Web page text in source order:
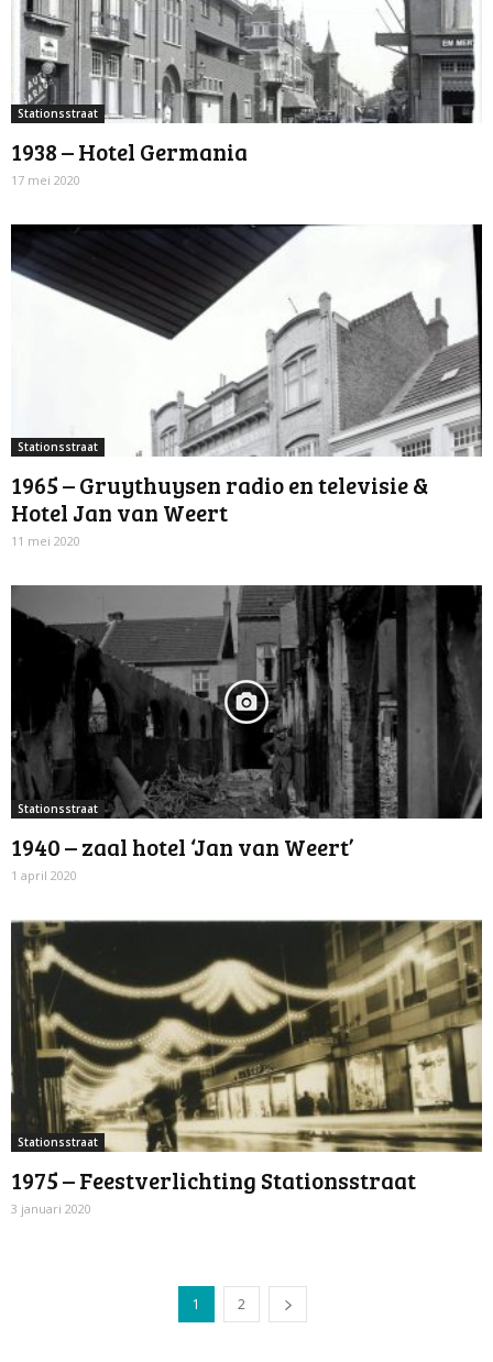
Stationsstraat
1938 – Hotel Germania
17 mei 2020
Stationsstraat
1965 – Gruythuysen radio en televisie &
Hotel Jan van Weert
11 mei 2020
Stationsstraat
1940 – zaal hotel ‘Jan van Weert’
1 april 2020
Stationsstraat
1975 – Feestverlichting Stationsstraat
3 januari 2020
1 2